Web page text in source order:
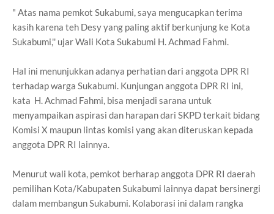
" Atas nama pemkot Sukabumi, saya mengucapkan terima
kasih karena teh Desy yang paling aktif berkunjung ke Kota
Sukabumi,'' ujar Wali Kota Sukabumi H. Achmad Fahmi.
Hal ini menunjukkan adanya perhatian dari anggota DPR RI
terhadap warga Sukabumi. Kunjungan anggota DPR RI ini,
kata H. Achmad Fahmi, bisa menjadi sarana untuk
menyampaikan aspirasi dan harapan dari SKPD terkait bidang
Komisi X maupun lintas komisi yang akan diteruskan kepada
anggota DPR RI lainnya.
Menurut wali kota, pemkot berharap anggota DPR RI daerah
pemilihan Kota/Kabupaten Sukabumi lainnya dapat bersinergi
dalam membangun Sukabumi. Kolaborasi ini dalam rangka